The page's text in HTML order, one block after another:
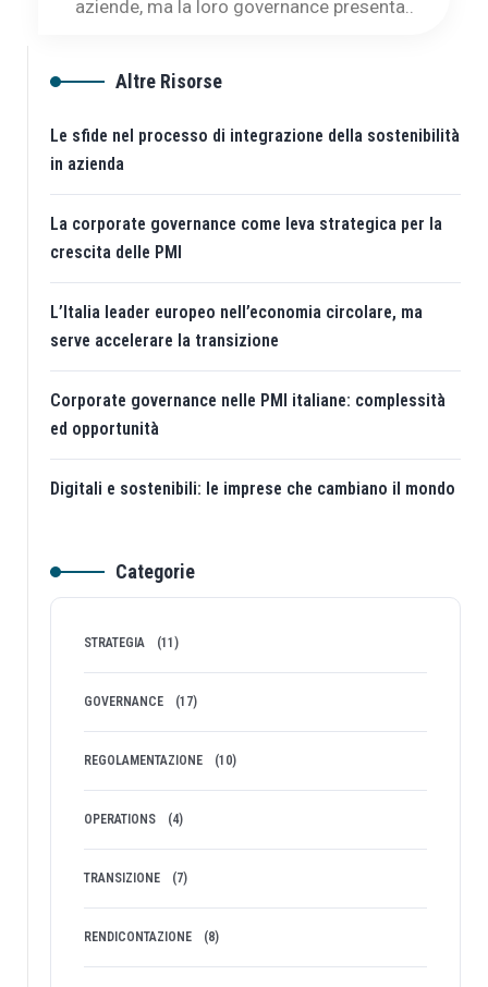
aziende, ma la loro governance presenta..
Altre Risorse
Le sfide nel processo di integrazione della sostenibilità
in azienda
La corporate governance come leva strategica per la
crescita delle PMI
L’Italia leader europeo nell’economia circolare, ma
serve accelerare la transizione
Corporate governance nelle PMI italiane: complessità
ed opportunità
Digitali e sostenibili: le imprese che cambiano il mondo
Categorie
STRATEGIA (11)
GOVERNANCE (17)
REGOLAMENTAZIONE (10)
OPERATIONS (4)
TRANSIZIONE (7)
RENDICONTAZIONE (8)